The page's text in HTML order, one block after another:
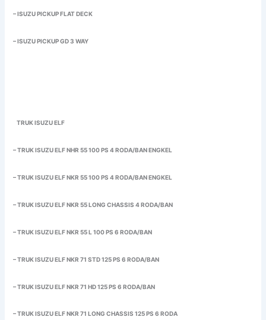
– ISUZU PICKUP FLAT DECK
– ISUZU PICKUP GD 3 WAY
TRUK ISUZU ELF
– TRUK ISUZU ELF NHR 55 100 PS 4 RODA/BAN ENGKEL
– TRUK ISUZU ELF NKR 55 100 PS 4 RODA/BAN ENGKEL
– TRUK ISUZU ELF NKR 55 LONG CHASSIS 4 RODA/BAN
– TRUK ISUZU ELF NKR 55 L 100 PS 6 RODA/BAN
– TRUK ISUZU ELF NKR 71 STD 125 PS 6 RODA/BAN
– TRUK ISUZU ELF NKR 71 HD 125 PS 6 RODA/BAN
– TRUK ISUZU ELF NKR 71 LONG CHASSIS 125 PS 6 RODA